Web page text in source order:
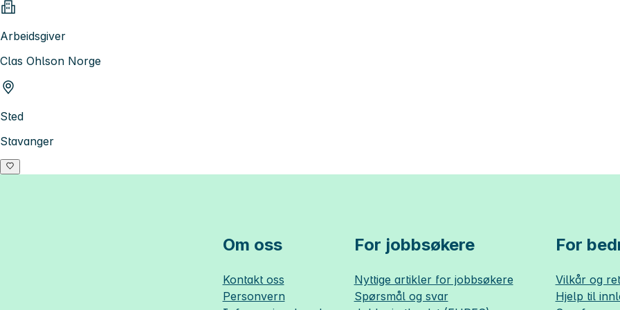
Arbeidsgiver
Clas Ohlson Norge
Sted
Stavanger
Om oss
Kontakt oss
Personvern
For jobbsøkere
Nyttige artikler for jobbsøkere
Spørsmål og svar
For
Vilkår og
Hjelp til